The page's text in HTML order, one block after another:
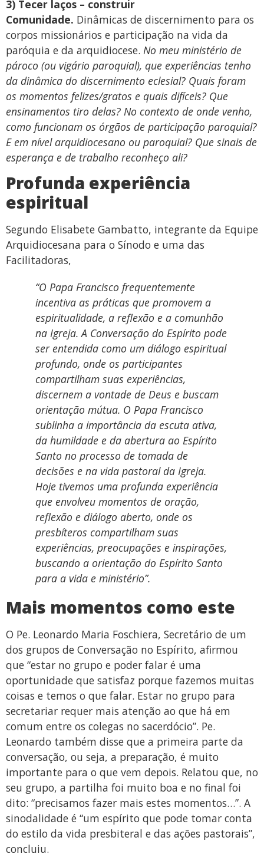
3) Tecer laços – construir
Comunidade. Dinâmicas de discernimento para os
corpos missionários e participação na vida da
paróquia e da arquidiocese. No meu ministério de
pároco (ou vigário paroquial), que experiências tenho
da dinâmica do discernimento eclesial? Quais foram
os momentos felizes/gratos e quais difíceis? Que
ensinamentos tiro delas? No contexto de onde venho,
como funcionam os órgãos de participação paroquial?
E em nível arquidiocesano ou paroquial? Que sinais de
esperança e de trabalho reconheço ali?
Profunda experiência
espiritual
Segundo Elisabete Gambatto, integrante da Equipe
Arquidiocesana para o Sínodo e uma das
Facilitadoras,
“O Papa Francisco frequentemente
incentiva as práticas que promovem a
espiritualidade, a reflexão e a comunhão
na Igreja. A Conversação do Espírito pode
ser entendida como um diálogo espiritual
profundo, onde os participantes
compartilham suas experiências,
discernem a vontade de Deus e buscam
orientação mútua. O Papa Francisco
sublinha a importância da escuta ativa,
da humildade e da abertura ao Espírito
Santo no processo de tomada de
decisões e na vida pastoral da Igreja.
Hoje tivemos uma profunda experiência
que envolveu momentos de oração,
reflexão e diálogo aberto, onde os
presbíteros compartilham suas
experiências, preocupações e inspirações,
buscando a orientação do Espírito Santo
para a vida e ministério”.
Mais momentos como este
O Pe. Leonardo Maria Foschiera, Secretário de um
dos grupos de Conversação no Espírito, afirmou
que “estar no grupo e poder falar é uma
oportunidade que satisfaz porque fazemos muitas
coisas e temos o que falar. Estar no grupo para
secretariar requer mais atenção ao que há em
comum entre os colegas no sacerdócio”. Pe.
Leonardo também disse que a primeira parte da
conversação, ou seja, a preparação, é muito
importante para o que vem depois. Relatou que, no
seu grupo, a partilha foi muito boa e no final foi
dito: “precisamos fazer mais estes momentos…”. A
sinodalidade é “um espírito que pode tomar conta
do estilo da vida presbiteral e das ações pastorais”,
concluiu.